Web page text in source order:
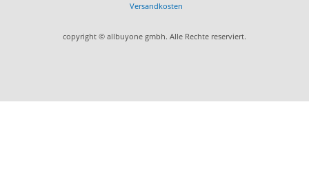
Versandkosten
copyright © allbuyone gmbh. Alle Rechte reserviert.